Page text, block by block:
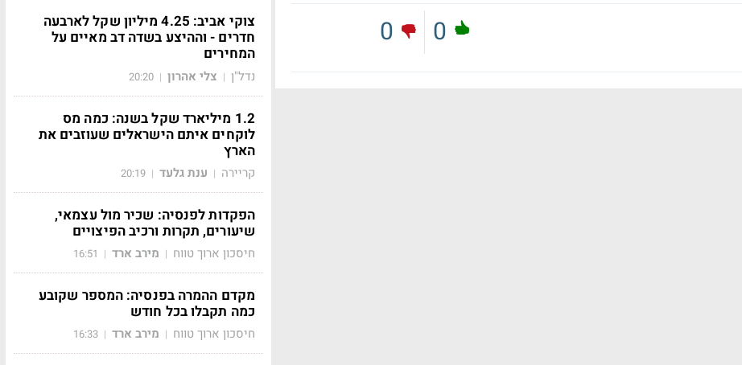
0
0
צוקי אביב: 4.25 מיליון שקל לארבעה
חדרים - וההיצע בשדה דב מאיים על
המחירים
נדל"ן | צלי אהרון |
20:20
1.2 מיליארד שקל בשנה: כמה מס
לוקחים איתם הישראלים שעוזבים את
הארץ
קריירה | ענת גלעד |
20:19
הפקדות לפנסיה: שכיר מול עצמאי,
שיעורים, תקרות ורכיב הפיצויים
חיסכון ארוך טווח | מירב ארד |
16:51
מקדם ההמרה בפנסיה: המספר שקובע
כמה תקבלו בכל חודש
חיסכון ארוך טווח | מירב ארד |
16:33